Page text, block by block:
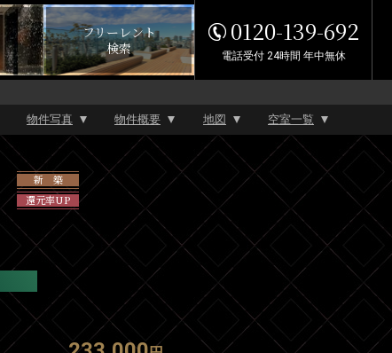
フリーレント
検索
0120-139-692
電話受付 24時間 年中無休
物件写真 物件概要 地図 空室一覧
新 築
還元率UP